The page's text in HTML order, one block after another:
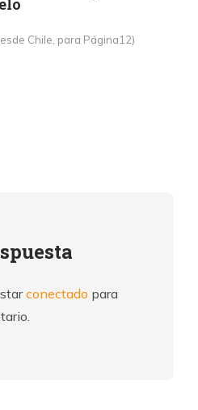
Chile, para Página12)
conectado para